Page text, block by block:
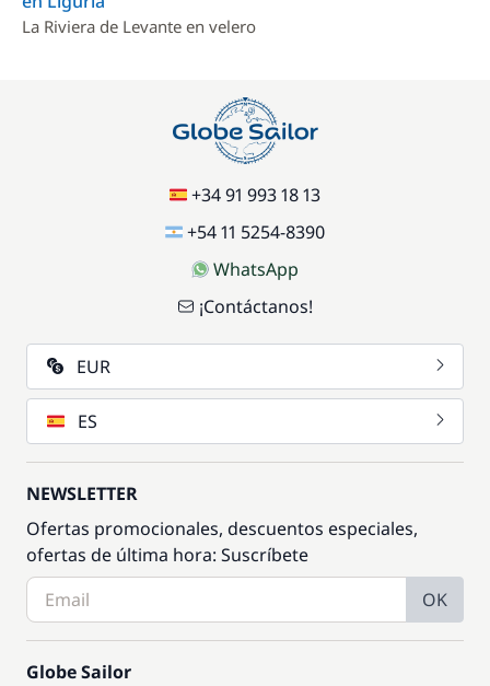
La Riviera de Levante en velero
+34 91 993 18 13
+54 11 5254-8390
WhatsApp
¡Contáctanos!
EUR
ES
NEWSLETTER
Ofertas promocionales, descuentos especiales,
ofertas de última hora: Suscríbete
OK
Globe Sailor